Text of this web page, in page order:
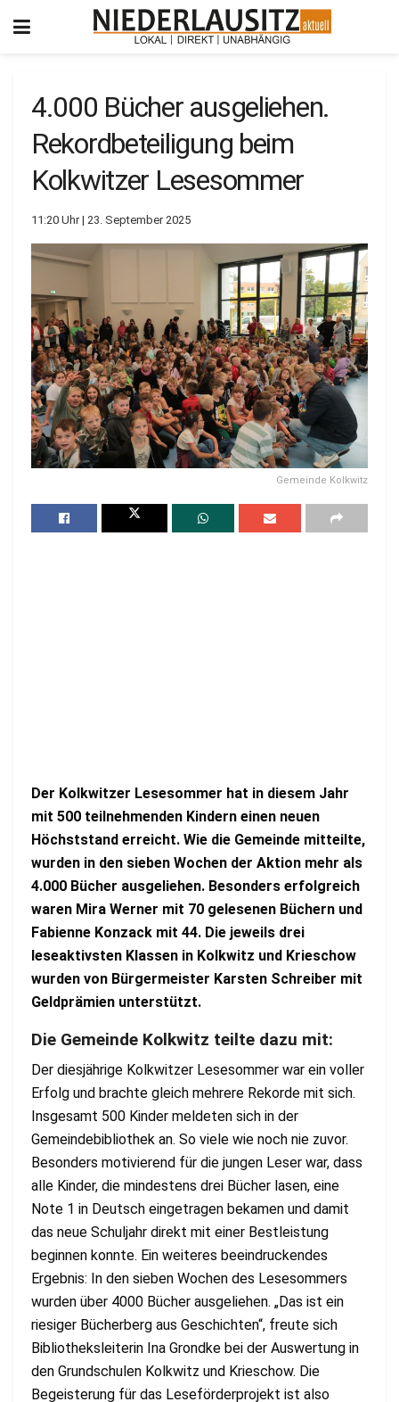
4.000 Bücher ausgeliehen.
Rekordbeteiligung beim
Kolkwitzer Lesesommer
11:20 Uhr | 23. September 2025
Gemeinde Kolkwitz
Der Kolkwitzer Lesesommer hat in diesem Jahr
mit 500 teilnehmenden Kindern einen neuen
Höchststand erreicht. Wie die Gemeinde mitteilte,
wurden in den sieben Wochen der Aktion mehr als
4.000 Bücher ausgeliehen. Besonders erfolgreich
waren Mira Werner mit 70 gelesenen Büchern und
Fabienne Konzack mit 44. Die jeweils drei
leseaktivsten Klassen in Kolkwitz und Krieschow
wurden von Bürgermeister Karsten Schreiber mit
Geldprämien unterstützt.
Die Gemeinde Kolkwitz teilte dazu mit:
Der diesjährige Kolkwitzer Lesesommer war ein voller
Erfolg und brachte gleich mehrere Rekorde mit sich.
Insgesamt 500 Kinder meldeten sich in der
Gemeindebibliothek an. So viele wie noch nie zuvor.
Besonders motivierend für die jungen Leser war, dass
alle Kinder, die mindestens drei Bücher lasen, eine
Note 1 in Deutsch eingetragen bekamen und damit
das neue Schuljahr direkt mit einer Bestleistung
beginnen konnte. Ein weiteres beeindruckendes
Ergebnis: In den sieben Wochen des Lesesommers
wurden über 4000 Bücher ausgeliehen. „Das ist ein
riesiger Bücherberg aus Geschichten“, freute sich
Bibliotheksleiterin Ina Grondke bei der Auswertung in
den Grundschulen Kolkwitz und Krieschow. Die
Begeisterung für das Leseförderprojekt ist also